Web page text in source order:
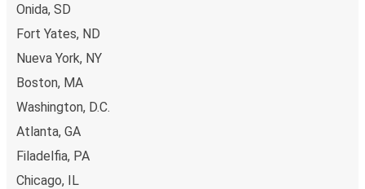
Onida, SD
Fort Yates, ND
Nueva York, NY
Boston, MA
Washington, D.C.
Atlanta, GA
Filadelfia, PA
Chicago, IL